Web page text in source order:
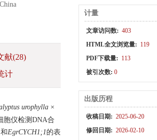
献(28)
计
urophylla ×
胞仪检测DNA合
和EgrCYCH1;1的表
计量
文章访问数: 403
HTML全文浏览量: 119
PDF下载量: 113
被引次数:0
出版历程
收稿日期: 2025-06-20
修回日期: 2026-02-10